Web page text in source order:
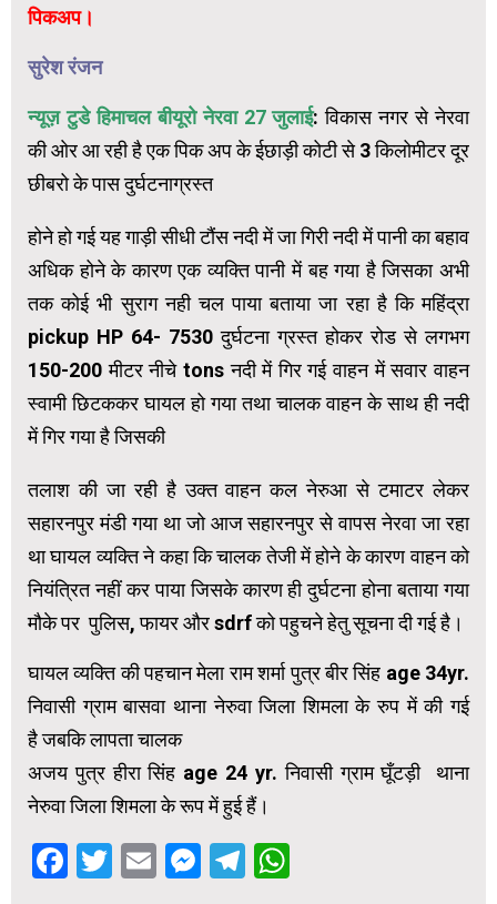
पिकअप।
सुरेश रंजन
न्यूज़ टुडे हिमाचल बीयूरो नेरवा 27 जुलाई: विकास नगर से नेरवा
की ओर आ रही है एक पिक अप के ईछाड़ी कोटी से 3 किलोमीटर दूर
छीबरो के पास दुर्घटनाग्रस्त
होने हो गई यह गाड़ी सीधी टौंस नदी में जा गिरी नदी में पानी का बहाव
अधिक होने के कारण एक व्यक्ति पानी में बह गया है जिसका अभी
तक कोई भी सुराग नही चल पाया बताया जा रहा है कि महिंद्रा
pickup HP 64- 7530 दुर्घटना ग्रस्त होकर रोड से लगभग
150-200 मीटर नीचे tons नदी में गिर गई वाहन में सवार वाहन
स्वामी छिटककर घायल हो गया तथा चालक वाहन के साथ ही नदी
में गिर गया है जिसकी
तलाश की जा रही है उक्त वाहन कल नेरुआ से टमाटर लेकर
सहारनपुर मंडी गया था जो आज सहारनपुर से वापस नेरवा जा रहा
था घायल व्यक्ति ने कहा कि चालक तेजी में होने के कारण वाहन को
नियंत्रित नहीं कर पाया जिसके कारण ही दुर्घटना होना बताया गया
मौके पर पुलिस, फायर और sdrf को पहुचने हेतु सूचना दी गई है।
घायल व्यक्ति की पहचान मेला राम शर्मा पुत्र बीर सिंह age 34yr.
निवासी ग्राम बासवा थाना नेरुवा जिला शिमला के रुप में की गई
है जबकि लापता चालक
अजय पुत्र हीरा सिंह age 24 yr. निवासी ग्राम घूँटड़ी थाना
नेरुवा जिला शिमला के रूप में हुई हैं।
Facebook
Twitter
EmailMessenger
Telegram